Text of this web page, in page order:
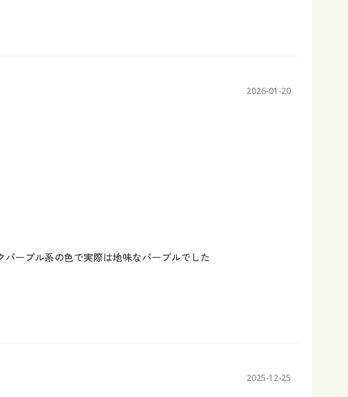
2026-01-20
ープル系の色で実際は地味なパープルでした
2025-12-25